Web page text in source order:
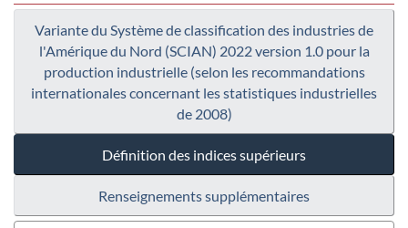
Variante du Système de classification des industries de
l'Amérique du Nord (SCIAN) 2022 version 1.0 pour la
production industrielle (selon les recommandations
internationales concernant les statistiques industrielles
de 2008)
Définition des indices supérieurs
Renseignements supplémentaires